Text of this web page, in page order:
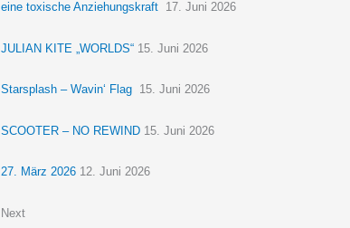
eine toxische Anziehungskraft 17. Juni 2026
JULIAN KITE „WORLDS“ 15. Juni 2026
Starsplash – Wavin‘ Flag 15. Juni 2026
SCOOTER – NO REWIND 15. Juni 2026
27. März 2026 12. Juni 2026
Next